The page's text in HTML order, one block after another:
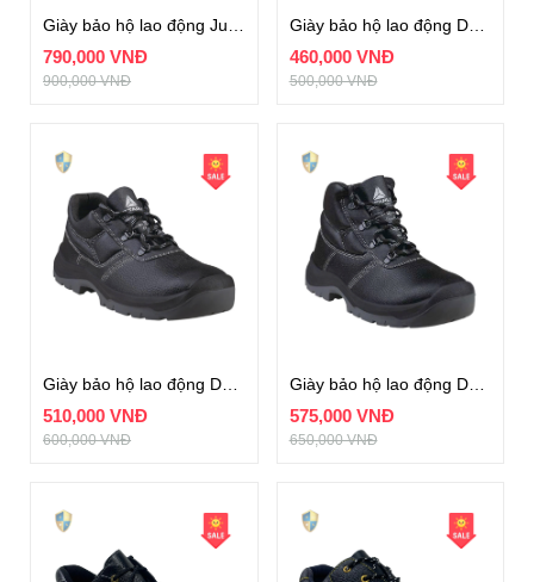
790,000 VNĐ
900,000 VNĐ
Giày bảo hộ lao động DELTA PLUS MIAMI S1P
460,000 VNĐ
500,000 VNĐ
510,000 VNĐ
600,000 VNĐ
Giày bảo hộ lao động DELTA PLUS JUMPER3 S3
575,000 VNĐ
650,000 VNĐ